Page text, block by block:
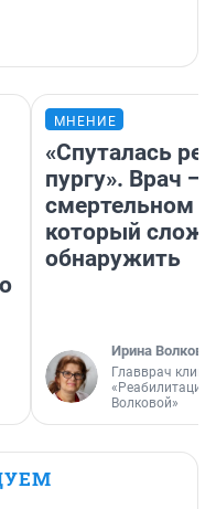
МНЕНИЕ
«Спуталась
пургу». Врач —
смертельном
который
обнаружить
Ирина Волкова
Главврач
«Реабилитация
Волковой»